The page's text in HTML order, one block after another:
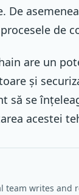
De
de
are un
și
să se
acestei
team writes and